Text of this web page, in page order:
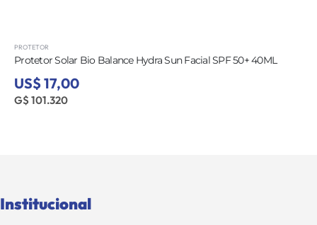
Solar Bio Balance Hydra Sun Facial SPF 50+ 40ML
17,00
101.320
Institucional